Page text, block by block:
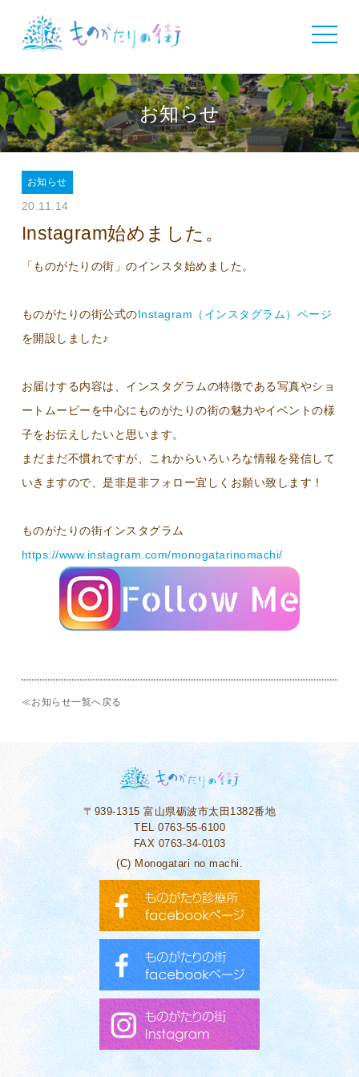
toggle
お知らせ
お知らせ
20.11.14
Instagram始めました。
「ものがたりの街」のインスタ始めました。
ものがたりの街公式のInstagram（インスタグラム）ページ
を開設しました♪
お届けする内容は、インスタグラムの特徴である写真やショ
ートムービーを中心にものがたりの街の魅力やイベントの様
子をお伝えしたいと思います。
まだまだ不慣れですが、これからいろいろな情報を発信して
いきますので、是非是非フォロー宜しくお願い致します！
ものがたりの街インスタグラム
https://www.instagram.com/monogatarinomachi/
≪お知らせ一覧へ戻る
〒939-1315富山県砺波市太田1382番地
TEL 0763-55-6100
FAX 0763-34-0103
(C) Monogatari no machi.